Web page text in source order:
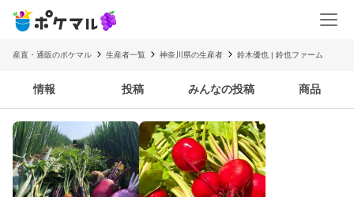
産直・通販のポケマル 生産者一覧 神奈川県の生産者 鈴木優也 | 鈴也ファーム
情報 投稿 みんなの投稿 商品